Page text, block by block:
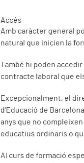
Accés
Amb caràcter general
natural que inicien la
També hi poden
contracte laboral que
Excepcionalment, el
d'Educació de
anys que no
educatius ordinaris o
Al curs de formació